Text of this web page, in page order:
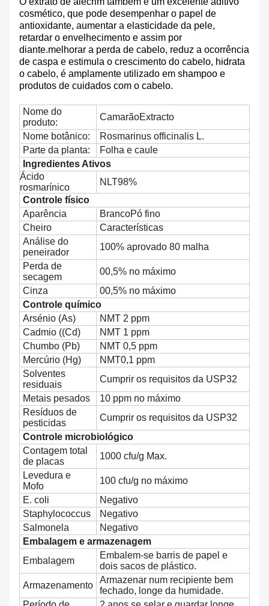
cosmético, que pode desempenhar o papel de
antioxidante, aumentar a elasticidade da pele,
retardar o envelhecimento e assim por
diante.melhorar a perda de cabelo, reduz a ocorrência
de caspa e estimula o crescimento do cabelo, hidrata
o cabelo, é amplamente utilizado em shampoo e
produtos de cuidados com o cabelo.
Nome do
produto:
CamarãoExtracto
Nome botânico:
Rosmarinus officinalis L.
Parte da planta:
Folha e caule
Ingredientes Ativos
Ácido
rosmarínico
NLT98%
Controle físico
Aparência
BrancoPó fino
Cheiro
Características
Análise do
peneirador
100% aprovado 80 malha
Perda de
secagem
00,5% no máximo
Cinza
00,5% no máximo
Controle químico
Arsénio (As)
NMT 2 ppm
Cadmio ((Cd)
NMT 1 ppm
Chumbo (Pb)
NMT 0,5 ppm
Mercúrio (Hg)
NMT0,1 ppm
Solventes
residuais
Cumprir os requisitos da USP32
Metais pesados
10 ppm no máximo
Resíduos de
pesticidas
Cumprir os requisitos da USP32
Controle microbiológico
Contagem total
de placas
1000 cfu/g Max.
Levedura e
Mofo
100 cfu/g no máximo
E. coli
Negativo
Staphylococcus
Negativo
Salmonela
Negativo
Embalagem e armazenagem
Embalagem
Embalem-se barris de papel e
dois sacos de plástico.
Armazenamento
Armazenar num recipiente bem
fechado, longe da humidade.